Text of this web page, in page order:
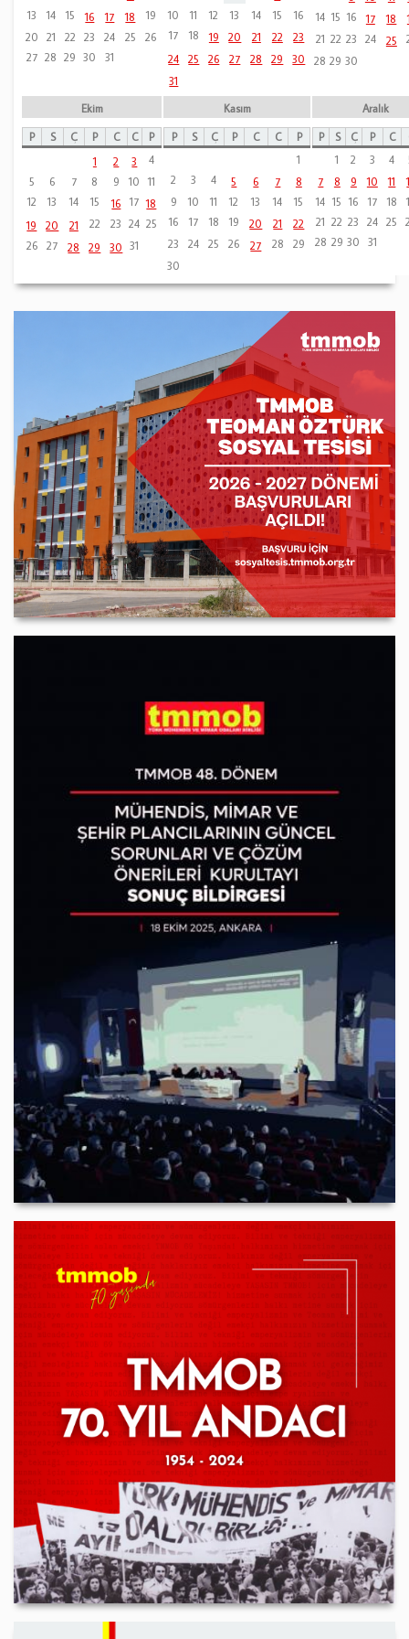
13
14 15 16 17 18
19
20
21 22 23 24 25
26
27 28 29 30 31
10
11 12 13 14 15
16
17
18 19 20 21 22
23
24
25 26 27 28 29
30
31
14 15 16 17 18
21 22 23 24 25
28 29 30
Ekim
P S Ç P C C
P
1
2 3
4
5
6 7 8 9 10
11
12
13 14 15 16 17 18
19
20 21 22 23 24 25
26
27 28 29 30 31
Kasım
P S Ç P C C
P
1
2
3 4 5 6 7
8
9
10 11 12 13 14
15
16
17 18 19 20 21
22
23
24 25 26 27 28
29
30
Aralık
P S Ç P C
1
2 3 4
7
8 9 10 11
14 15 16 17 18
21 22 23 24 25
28 29 30 31